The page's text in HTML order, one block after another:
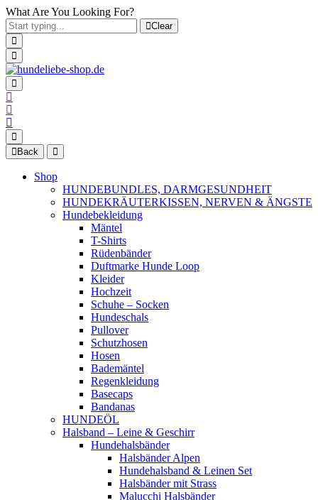
What Are You Looking For?
Clear
Back
Shop
HUNDEBUNDLES, DARMGESUNDHEIT
HUNDEKRÄUTERKISSEN, NERVEN & ÄNGSTE
Hundebekleidung
Mäntel
T-Shirts
Rüdenbänder
Duftmarke Hunde Loop
Kleider
Hochzeit
Schuhe – Socken
Hundeschals
Pullover
Schutzhosen
Hosen
Bademäntel
Regenkleidung
Basecaps
Bandanas
HUNDEÖL
Halsband – Leine & Geschirr
Hundehalsbänder
Halsbänder Alpen
Hundehalsband & Leinen Set
Halsbänder mit Strass
Malucchi Halsbänder